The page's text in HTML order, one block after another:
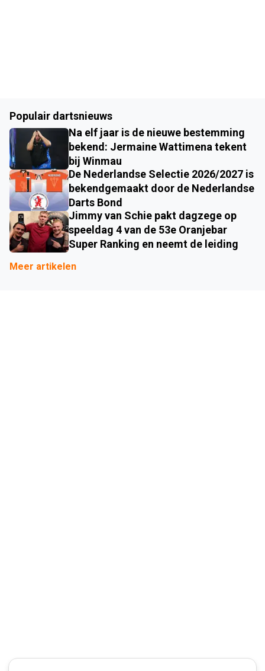
Populair dartsnieuws
Na elf jaar is de nieuwe bestemming
bekend: Jermaine Wattimena tekent
bij Winmau
De Nederlandse Selectie 2026/2027 is
bekendgemaakt door de Nederlandse
Darts Bond
Jimmy van Schie pakt dagzege op
speeldag 4 van de 53e Oranjebar
Super Ranking en neemt de leiding
Meer artikelen